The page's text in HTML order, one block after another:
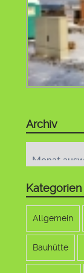
Archiv
Kategorien
Allgemein
Bauhütte